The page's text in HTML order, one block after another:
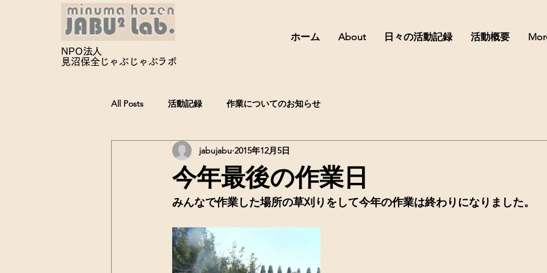
NPO法人
見沼保全じゃぶじゃぶラボ
ホーム About 日々の活動記録 活動概要
All Posts 活動記録 作業についてのお知らせ
今年最後の作業日
jabujabu 2015年12月5日
みんなで作業した場所の草刈りをして今年の作業は終わりになりました。